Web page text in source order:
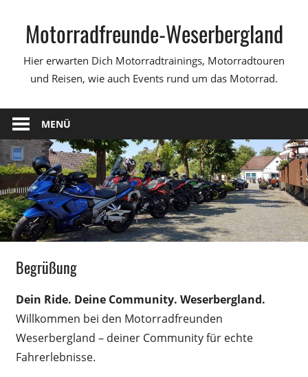
springenMotorradfreunde-Weserbergland
Hier erwarten Dich Motorradtrainings, Motorradtouren
und Reisen, wie auch Events rund um das Motorrad.
MENÜ
Begrüßung
Dein Ride. Deine Community. Weserbergland.
Willkommen bei den Motorradfreunden
Weserbergland – deiner Community für echte
Fahrerlebnisse.